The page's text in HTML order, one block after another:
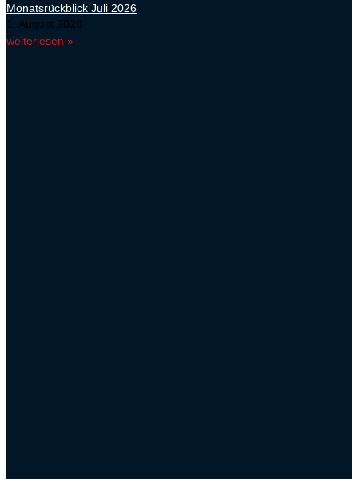
Monatsrückblick Juli 2026
1. August 2026
weiterlesen »